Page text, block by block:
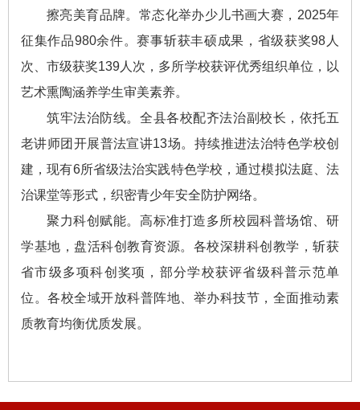
擦亮美育品牌。常态化举办少儿书画大赛，2025年
征集作品980余件。赛事斩获丰硕成果，省级获奖98人
次、市级获奖139人次，多所学校获评优秀组织单位，以
艺术熏陶涵养学生审美素养。
筑牢法治防线。全县各校配齐法治副校长，依托五
老讲师团开展普法宣讲13场。持续推进法治特色学校创
建，现有6所省级法治实践特色学校，通过模拟法庭、法
治课堂等形式，织密青少年安全防护网络。
聚力科创赋能。高标准打造多所校园科普场馆、研
学基地，盘活科创教育资源。各校深耕科创教学，斩获
省市级多项科创奖项，部分学校获评省级科普示范单
位。各校全域开放科普阵地、举办科技节，全面推动素
质教育均衡优质发展。